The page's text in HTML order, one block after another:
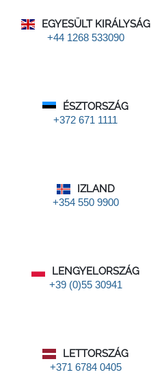
EGYESÜLT KIRÁLYSÁG
+44 1268 533090
ÉSZTORSZÁG
+372 671 1111
IZLAND
+354 550 9900
LENGYELORSZÁG
+39 (0)55 30941
LETTORSZÁG
+371 6784 0405